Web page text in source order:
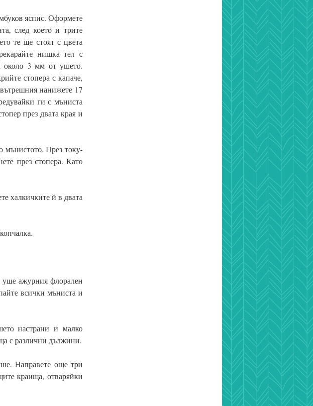
яспис. Оформете
след което и трите
те ще стоят с цвета
нишка тел с
около 3 мм от ушето.
стопера с капаче,
нанижете 17
ги с мъниста
през двата края и
мънистото. През току-
през стопера. Като
халкичките й в двата
уше ажурния флорален
всички мъниста и
настрани и малко
с различни дължини.
Направете още три
краища, отваряйки